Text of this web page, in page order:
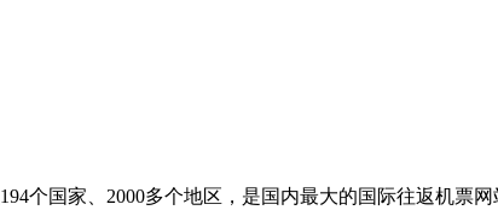
个国家、2000多个地区，是国内最大的国际往返机票网